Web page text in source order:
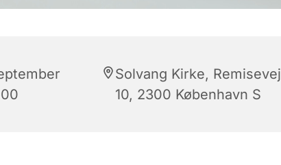
Solvang Kirke, Remisevej
10, 2300 København S